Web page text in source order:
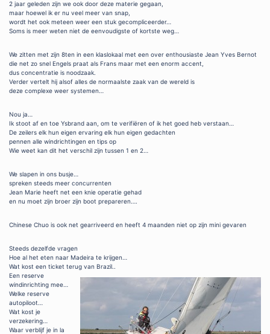
2 jaar geleden zijn we ook door deze materie gegaan,
maar hoewel ik er nu veel meer van snap,
wordt het ook meteen weer een stuk gecompliceerder…
Soms is meer weten niet de eenvoudigste of kortste weg…
We zitten met zijn 8ten in een klaslokaal met een over enthousiaste Jean Yves Bernot
die net zo snel Engels praat als Frans maar met een enorm accent,
dus concentratie is noodzaak.
Verder vertelt hij alsof alles de normaalste zaak van de wereld is
deze complexe weer systemen…
Nou ja…
Ik stoot af en toe Ysbrand aan, om te verifiëren of ik het goed heb verstaan…
De zeilers elk hun eigen ervaring elk hun eigen gedachten
pennen alle windrichtingen en tips op
Wie weet kan dit het verschil zijn tussen 1 en 2…
We slapen in ons busje…
spreken steeds meer concurrenten
Jean Marie heeft net een knie operatie gehad
en nu moet zijn broer zijn boot prepareren….
Chinese Chuo is ook net gearriveerd en heeft 4 maanden niet op zijn mini gevaren
Steeds dezelfde vragen
Hoe al het eten naar Madeira te krijgen…
Wat kost een ticket terug van Brazil..
Een reserve
windinrichting mee…
Welke reserve
autopiloot…
Wat kost je
verzekering…
Waar verblijf je in la